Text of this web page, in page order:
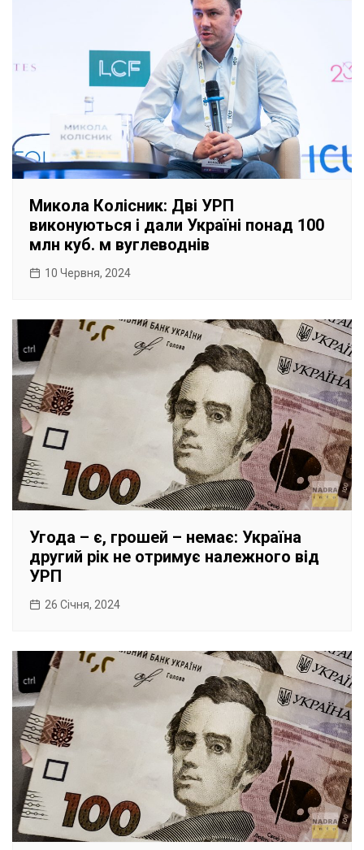
Микола Колісник: Дві УРП
виконуються і дали Україні понад 100
млн куб. м вуглеводнів
10 Червня, 2024
Угода – є, грошей – немає: Україна
другий рік не отримує належного від
УРП
26 Січня, 2024